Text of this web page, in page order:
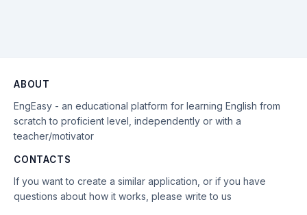
ABOUT
EngEasy - an educational platform for learning English from
scratch to proficient level, independently or with a
teacher/motivator
CONTACTS
If you want to create a similar application, or if you have
questions about how it works, please write to us